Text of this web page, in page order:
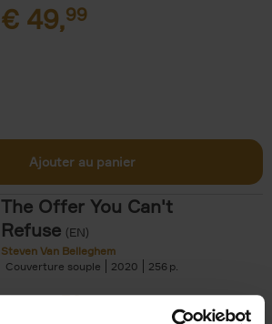
€ 49,99
Ajouter au panier
The Offer You Can't
Refuse (EN)
Steven Van Belleghem
Couverture souple
2020 256
€37,50